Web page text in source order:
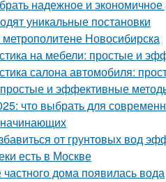
надежное и
уникальные постановки
Новосибирска
на мебели: простые и
салона автомобиля:
простые и эффективные
что выбрать для
начинающих
от грунтовых вод
есть в Москве
дома появилась вода